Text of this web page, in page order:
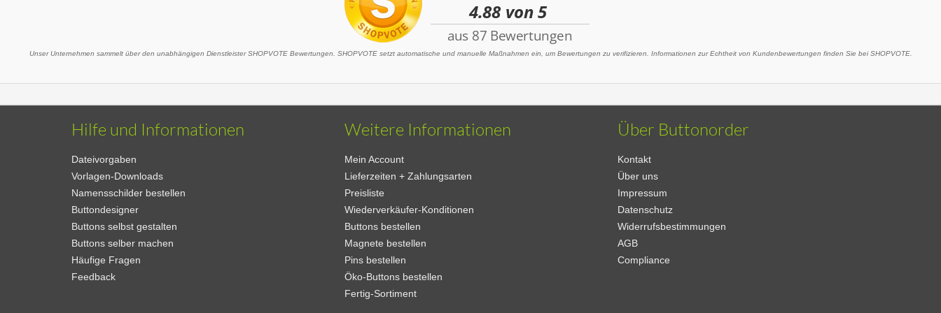
Unser Unternehmen sammelt über den unabhängigen Dienstleister SHOPVOTE Bewertungen. SHOPVOTE setzt automatische und manuelle Maßnahmen ein, um Bewertungen zu verifizieren. Informationen zur Echtheit von Kundenbewertungen finden Sie bei SHOPVOTE.
Hilfe und Informationen
Dateivorgaben
Vorlagen-Downloads
Namensschilder bestellen
Buttondesigner
Buttons selbst gestalten
Buttons selber machen
Häufige Fragen
Feedback
Weitere Informationen
Mein Account
Lieferzeiten + Zahlungsarten
Preisliste
Wiederverkäufer-Konditionen
Buttons bestellen
Magnete bestellen
Pins bestellen
Öko-Buttons bestellen
Fertig-Sortiment
Über Buttonorder
Kontakt
Über uns
Impressum
Datenschutz
Widerrufsbestimmungen
AGB
Compliance